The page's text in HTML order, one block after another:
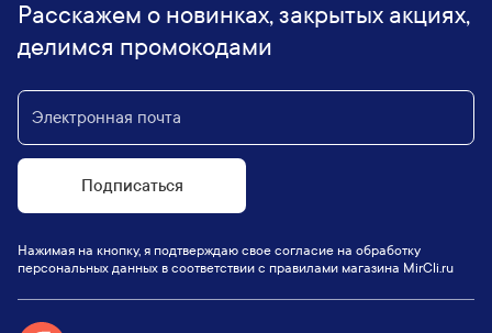
Расскажем о новинках, закрытых акциях,
делимся промокодами
Подписаться
Нажимая на кнопку, я подтверждаю свое согласие на обработку
персональных данных в соответствии с правилами магазина MirCli.ru